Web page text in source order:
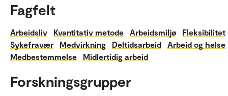
Fagfelt
Arbeidsliv Kvantitativ metode Arbeidsmiljø
Fleksibilitet
Sykefravær
Medvirkning Deltidsarbeid
Arbeid og helse
Medbestemmelse
Midlertidig arbeid
Forskningsgrupper